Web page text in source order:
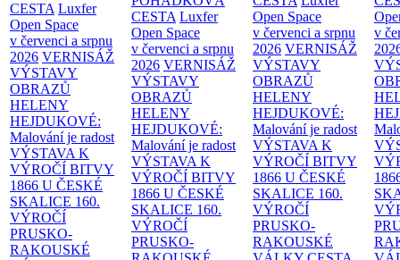
CESTA Luxfer
Open Space
v červenci a srpnu
2026 VERNISÁŽ
VÝSTAVY
OBRAZŮ
HELENY
HEJDUKOVÉ:
Malování je radost
VÝSTAVA K
VÝROČÍ BITVY
1866 U ČESKÉ
SKALICE 160.
VÝROČÍ
PRUSKO-
RAKOUSKÉ
CESTA Luxfer
Open Space
v červenci a srpnu
2026 VERNISÁŽ
VÝSTAVY
OBRAZŮ
HELENY
HEJDUKOVÉ:
Malování je radost
VÝSTAVA K
VÝROČÍ BITVY
1866 U ČESKÉ
SKALICE 160.
VÝROČÍ
PRUSKO-
Open Space
v červenci a srpnu
2026 VERNISÁŽ
VÝSTAVY
OBRAZŮ
HELENY
HEJDUKOVÉ:
Malování je radost
VÝSTAVA K
VÝROČÍ BITVY
1866 U ČESKÉ
SKALICE 160.
VÝROČÍ
PRUSKO-
RAKOUSKÉ
v